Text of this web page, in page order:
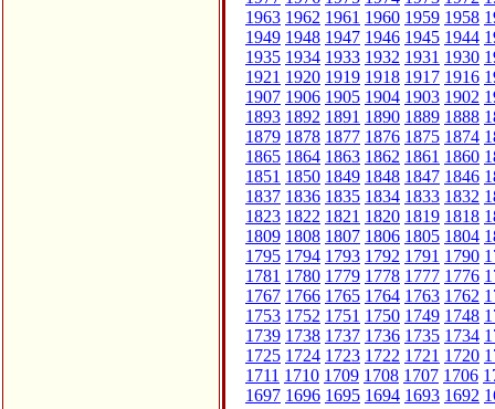
1963 1962 1961 1960 1959 1958
1949 1948 1947 1946 1945 1944
1935 1934 1933 1932 1931 1930
1921 1920 1919 1918 1917 1916
1907 1906 1905 1904 1903 1902
1893 1892 1891 1890 1889 1888
1879 1878 1877 1876 1875 1874
1865 1864 1863 1862 1861 1860
1851 1850 1849 1848 1847 1846
1837 1836 1835 1834 1833 1832
1823 1822 1821 1820 1819 1818
1809 1808 1807 1806 1805 1804
1795 1794 1793 1792 1791 1790
1781 1780 1779 1778 1777 1776
1767 1766 1765 1764 1763 1762
1753 1752 1751 1750 1749 1748
1739 1738 1737 1736 1735 1734
1725 1724 1723 1722 1721 1720
1711 1710 1709 1708 1707 1706
1697 1696 1695 1694 1693 1692